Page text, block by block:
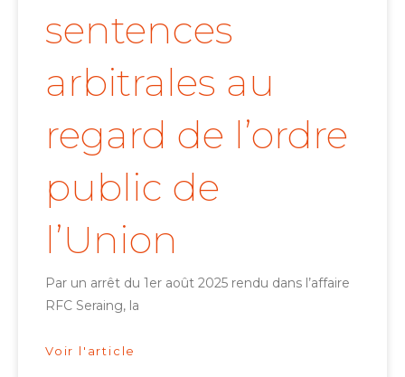
sentences
arbitrales au
regard de l’ordre
public de
l’Union
Par un arrêt du 1er août 2025 rendu dans l’affaire
RFC Seraing, la
Voir l'article